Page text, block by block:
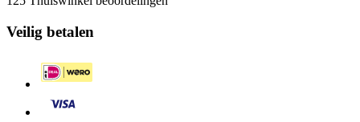
Veilig betalen